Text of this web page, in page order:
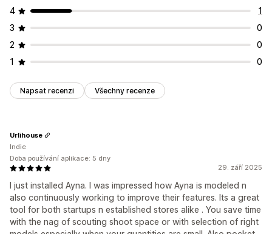
4
1
3
0
2
0
1
0
Napsat recenzi Všechny recenze
29. září 2025
I just installed Ayna. I was impressed how Ayna is modeled n
also continuously working to improve their features. Its a great
tool for both startups n established stores alike . You save time
with the nag of scouting shoot space or with selection of right
Urlihouse
Indie
Doba používání aplikace: 5 dny